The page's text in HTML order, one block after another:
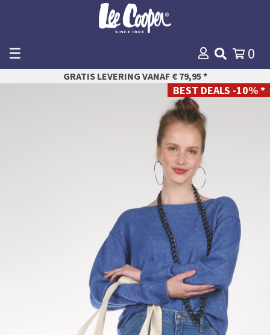
☰ 0
WINKELMANDJE
AFREKENEN
GRATIS LEVERING VANAF € 79,95 *
BEST DEALS -10% *